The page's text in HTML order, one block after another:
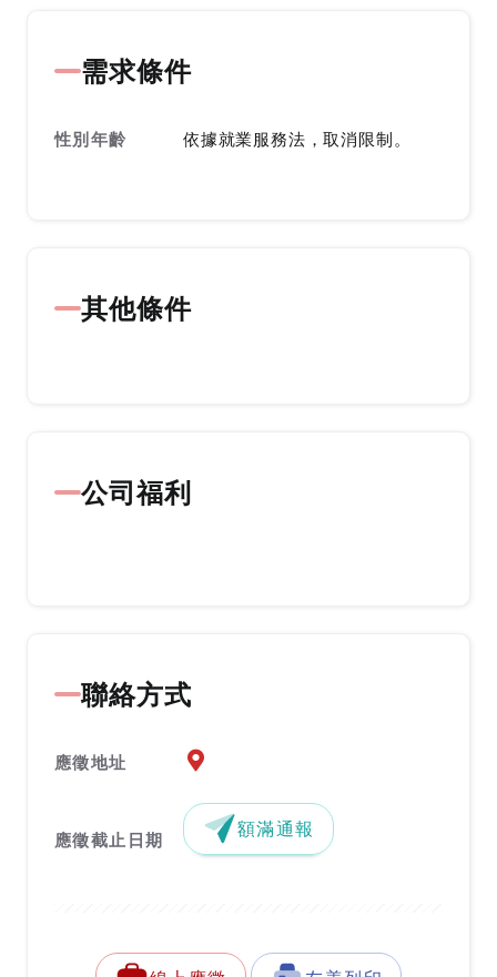
需求條件
性別年齡 依據就業服務法，取消限制。
其他條件
公司福利
聯絡方式
應徵地址 應徵地址地圖『另開新視窗』
應徵截止日期 額滿通報